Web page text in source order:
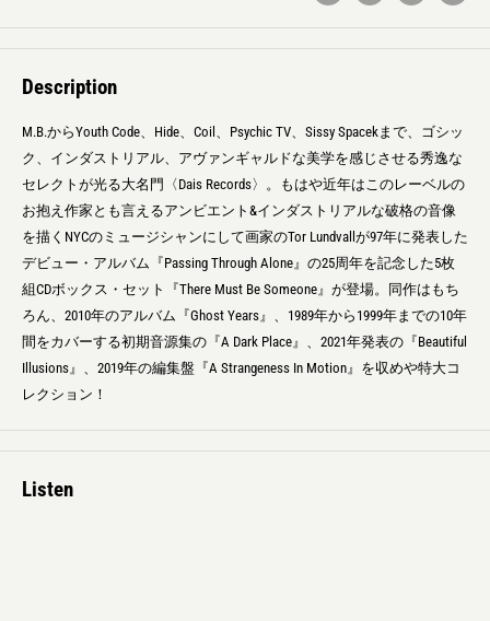
Description
M.B.からYouth Code、Hide、Coil、Psychic TV、Sissy Spacekまで、ゴシッ
ク、インダストリアル、アヴァンギャルドな美学を感じさせる秀逸な
セレクトが光る大名門〈Dais Records〉。もはや近年はこのレーベルの
お抱え作家とも言えるアンビエント&インダストリアルな破格の音像
を描くNYCのミュージシャンにして画家のTor Lundvallが97年に発表した
デビュー・アルバム『Passing Through Alone』の25周年を記念した5枚
組CDボックス・セット『There Must Be Someone』が登場。同作はもち
ろん、2010年のアルバム『Ghost Years』、1989年から1999年までの10年
間をカバーする初期音源集の『A Dark Place』、2021年発表の『Beautiful
Illusions』、2019年の編集盤『A Strangeness In Motion』を収めや特大コ
レクション！
Listen